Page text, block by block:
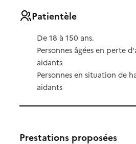
Patientèle
De 18 à 150 ans.
Personnes âgées en perte
aidants
Personnes en situation de
aidants
Prestations proposées